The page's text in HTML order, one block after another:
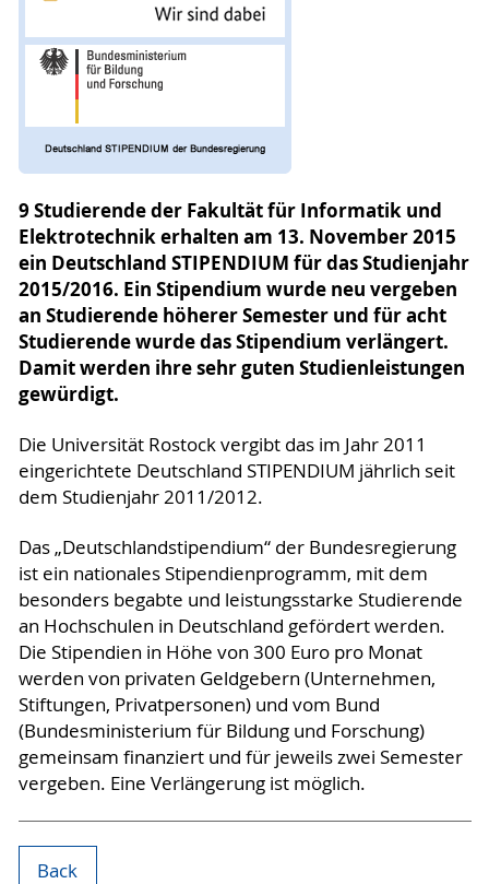
9 Studierende der Fakultät für Informatik und
Elektrotechnik erhalten am 13. November 2015
ein Deutschland STIPENDIUM für das Studienjahr
2015/2016. Ein Stipendium wurde neu vergeben
an Studierende höherer Semester und für acht
Studierende wurde das Stipendium verlängert.
Damit werden ihre sehr guten Studienleistungen
gewürdigt.
Die Universität Rostock vergibt das im Jahr 2011
eingerichtete Deutschland STIPENDIUM jährlich seit
dem Studienjahr 2011/2012.
Das „Deutschlandstipendium“ der Bundesregierung
ist ein nationales Stipendienprogramm, mit dem
besonders begabte und leistungsstarke Studierende
an Hochschulen in Deutschland gefördert werden.
Die Stipendien in Höhe von 300 Euro pro Monat
werden von privaten Geldgebern (Unternehmen,
Stiftungen, Privatpersonen) und vom Bund
(Bundesministerium für Bildung und Forschung)
gemeinsam finanziert und für jeweils zwei Semester
vergeben. Eine Verlängerung ist möglich.
Back